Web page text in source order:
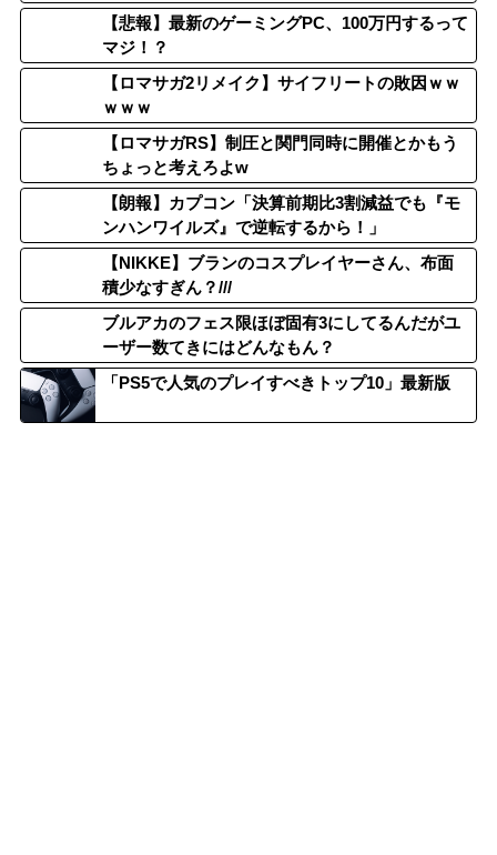
【悲報】最新のゲーミングPC、100万円するって
マジ！？
【ロマサガ2リメイク】サイフリートの敗因ｗｗ
ｗｗｗ
【ロマサガRS】制圧と関門同時に開催とかもう
ちょっと考えろよw
【朗報】カプコン「決算前期比3割減益でも『モ
ンハンワイルズ』で逆転するから！」
【NIKKE】ブランのコスプレイヤーさん、布面
積少なすぎん？///
ブルアカのフェス限ほぼ固有3にしてるんだがユ
ーザー数てきにはどんなもん？
「PS5で人気のプレイすべきトップ10」最新版